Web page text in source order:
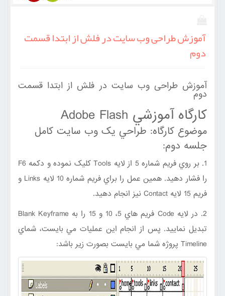
آموزش طراحی وب سایت در فلش از ابتدا قسمت
دوم
آموزش طراحی وب سایت در فلش از ابتدا قسمت
دوم
کارگاه آموزشي Adobe Flash
موضوع کارگاه: طراحي يک وب سايت کامل
جلسه دوم:
1. بر روي فريم شماره 5 از لايه Tools کليک نموده و دکمه F6
را فشار دهيد. همين عمل را براي فريم شماره 10 لايه Links و
فريم 15 لايه Contact نيز انجام دهيد.
2. در لايه Code فريم هاي 5، 10 و 15 را به Blank Keyframe
تبديل نماييد. پس از انجام اين عمليات مي بايست، شماي
Timeline پروژه شما مي بايست بصورت زير باشد: